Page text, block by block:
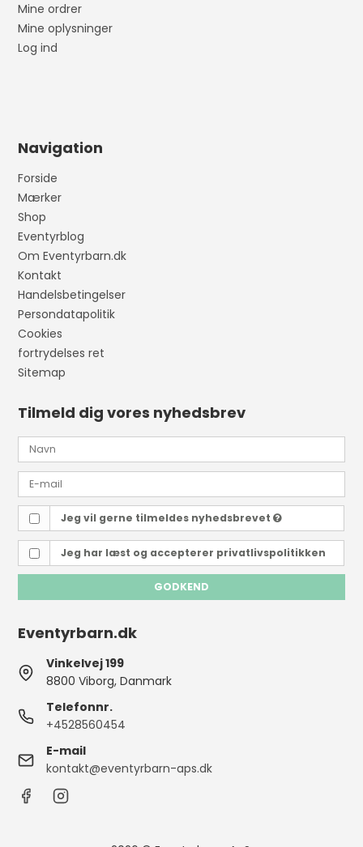
Mine ordrer
Mine oplysninger
Log ind
Navigation
Forside
Mærker
Shop
Eventyrblog
Om Eventyrbarn.dk
Kontakt
Handelsbetingelser
Persondatapolitik
Cookies
fortrydelses ret
Sitemap
Tilmeld dig vores nyhedsbrev
Jeg vil gerne tilmeldes nyhedsbrevet
Jeg har læst og accepterer privatlivspolitikken
GODKEND
Eventyrbarn.dk
Vinkelvej 199
8800 Viborg, Danmark
Telefonnr.
+4528560454
E-mail
kontakt@eventyrbarn-aps.dk